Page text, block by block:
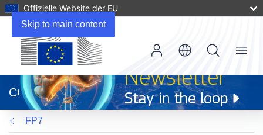
Skip to main content
Offizielle Website der EU
neuem
Fenster)
CORDIS
Menu
FP7